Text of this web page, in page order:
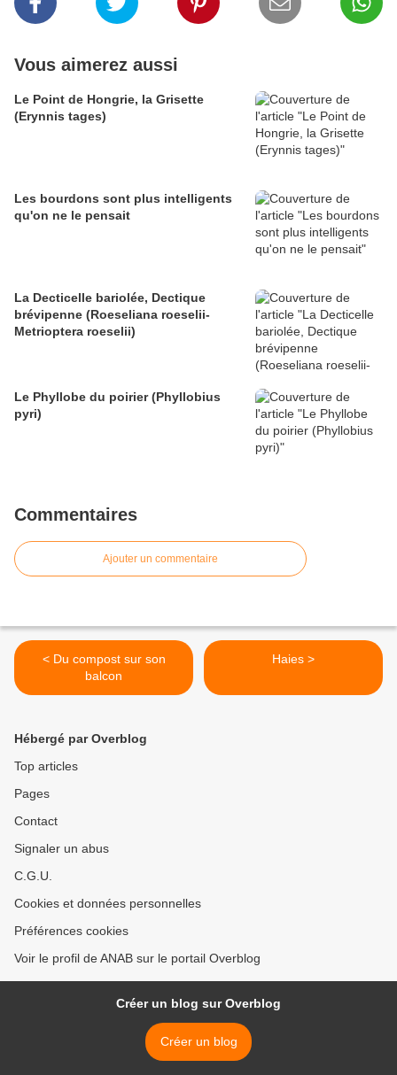
Vous aimerez aussi
Le Point de Hongrie, la Grisette
(Erynnis tages)
Les bourdons sont plus intelligents
qu'on ne le pensait
La Decticelle bariolée, Dectique
brévipenne (Roeseliana roeselii-
Metrioptera roeselii)
Le Phyllobe du poirier (Phyllobius
pyri)
Commentaires
Ajouter un commentaire
< Du compost sur son
balcon
Haies >
Hébergé par Overblog
Top articles
Pages
Contact
Signaler un abus
C.G.U.
Cookies et données personnelles
Préférences cookies
Voir le profil de ANAB sur le portail Overblog
Créer un blog sur Overblog
Créer un blog